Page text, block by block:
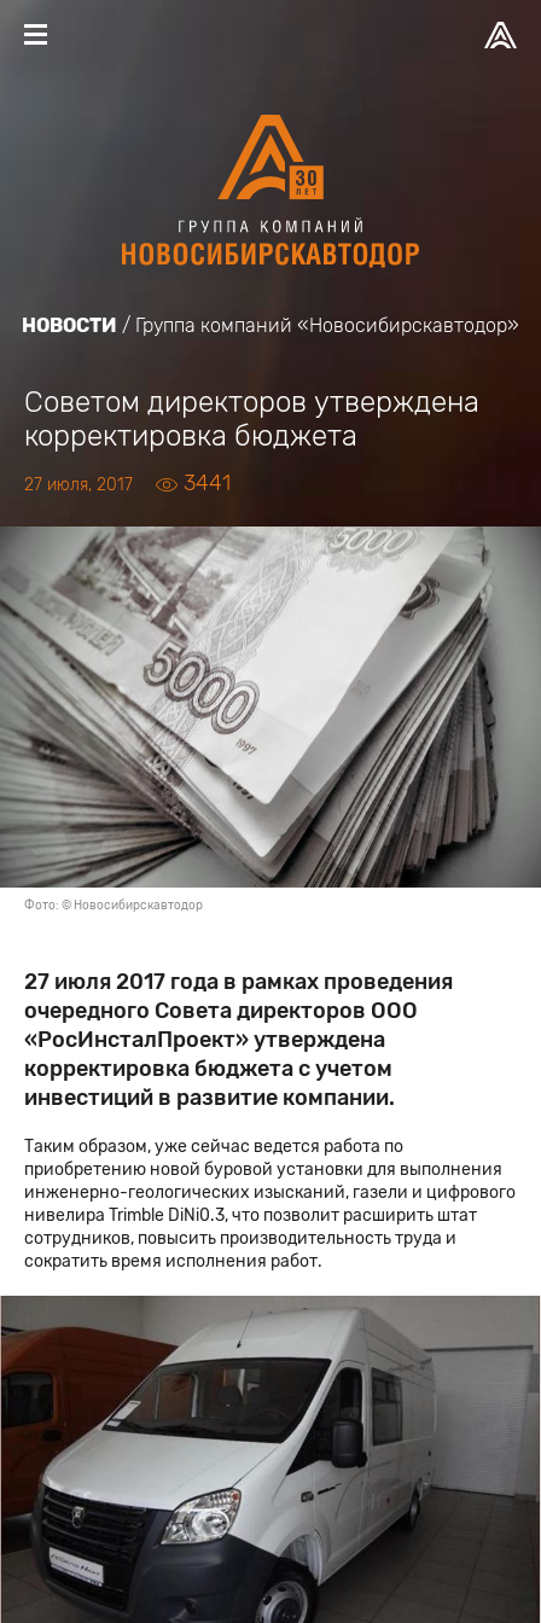
НОВОСТИ Группа компаний «Новосибирскавтодор»
Советом директоров утверждена
корректировка бюджета
27 июля, 2017 3441
Фото: © Новосибирскавтодор
27 июля 2017 года в рамках проведения
очередного Совета директоров ООО
«РосИнсталПроект» утверждена
корректировка бюджета с учетом
инвестиций в развитие компании.
Таким образом, уже сейчас ведется работа по
приобретению новой буровой установки для выполнения
инженерно-геологических изысканий, газели и цифрового
нивелира Trimble DiNi0.3, что позволит расширить штат
сотрудников, повысить производительность труда и
сократить время исполнения работ.